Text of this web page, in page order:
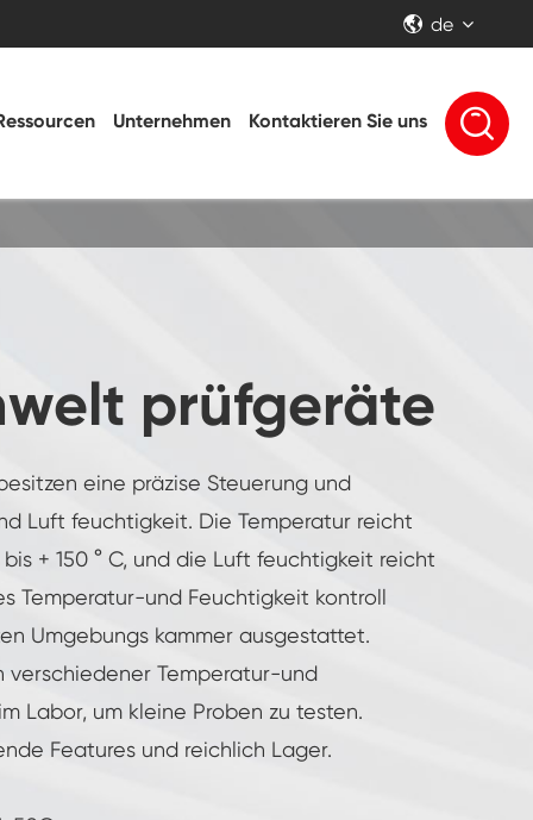
 de
Unternehmen Kontaktieren Sie uns 
prüfgeräte
eine präzise Steuerung und
Luft feuchtigkeit. Die Temperatur reicht
+ 150 ° C, und die Luft feuchtigkeit reicht
Temperatur-und Feuchtigkeit kontroll
Umgebungs kammer ausgestattet.
Temperatur-und
Labor, um kleine Proben zu testen.
Features und reichlich Lager.